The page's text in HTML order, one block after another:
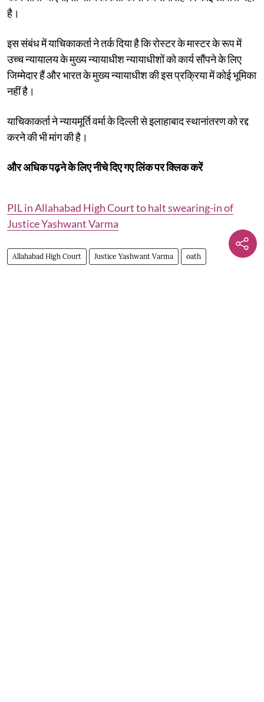
है।
इस संबंध में याचिकाकर्ता ने तर्क दिया है कि रोस्टर के मास्टर के रूप में
उच्च न्यायालय के मुख्य न्यायाधीश न्यायाधीशों को कार्य सौंपने के लिए
जिम्मेदार हैं और भारत के मुख्य न्यायाधीश की इस प्रक्रिया में कोई भूमिका
नहीं है।
याचिकाकर्ता ने न्यायमूर्ति वर्मा के दिल्ली से इलाहाबाद स्थानांतरण को रद्द
करने की भी मांग की है।
और अधिक पढ़ने के लिए नीचे दिए गए लिंक पर क्लिक करें
PIL in Allahabad High Court to halt swearing-in of
Justice Yashwant Varma
Allahabad High Court Justice Yashwant Varma oath